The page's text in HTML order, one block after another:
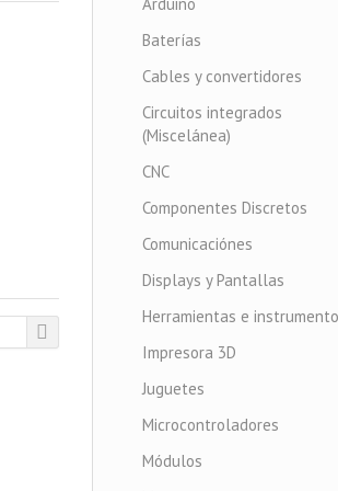
Baterías
Cables y convertidores
Circuitos integrados
(Miscelánea)
CNC
Componentes Discretos
Comunicaciónes
Displays y Pantallas
Herramientas e
Impresora 3D
Juguetes
Microcontroladores
Módulos